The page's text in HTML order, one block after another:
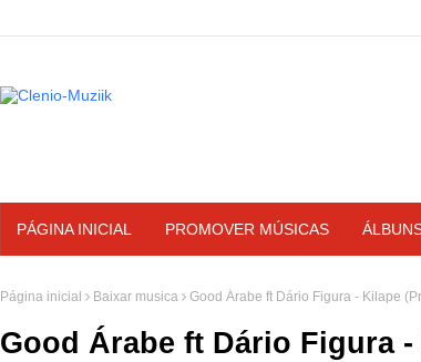
PÁGINA INICIAL PROMOVER MÚSICAS
Página inicial Baixar musica Good Árabe ft Dário Figura - Kilape
Good Árabe ft Dário Figura